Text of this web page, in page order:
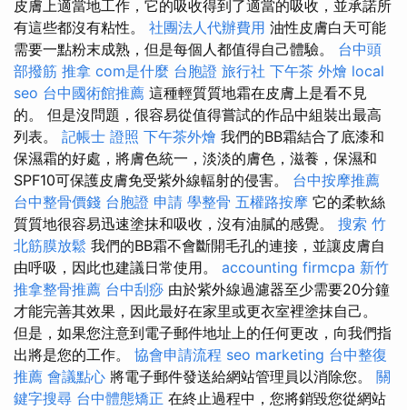
皮膚上適當地工作，它的吸收得到了適當的吸收，並承諾所
有這些都沒有粘性。 社團法人代辦費用 油性皮膚白天可能
需要一點粉末成熟，但是每個人都值得自己體驗。 台中頭
部撥筋 推拿 com是什麼 台胞證 旅行社 下午茶 外燴 local
seo 台中國術館推薦 這種輕質質地霜在皮膚上是看不見
的。 但是沒問題，很容易從值得嘗試的作品中組裝出最高
列表。 記帳士 證照 下午茶外燴 我們的BB霜結合了底漆和
保濕霜的好處，將膚色統一，淡淡的膚色，滋養，保濕和
SPF10可保護皮膚免受紫外線輻射的侵害。 台中按摩推薦
台中整骨價錢 台胞證 申請 學整骨 五權路按摩 它的柔軟絲
質質地很容易迅速塗抹和吸收，沒有油膩的感覺。 搜索 竹
北筋膜放鬆 我們的BB霜不會斷開毛孔的連接，並讓皮膚自
由呼吸，因此也建議日常使用。 accounting firmcpa 新竹
推拿整骨推薦 台中刮痧 由於紫外線過濾器至少需要20分鐘
才能完善其效果，因此最好在家里或更衣室裡塗抹自己。
但是，如果您注意到電子郵件地址上的任何更改，向我們指
出將是您的工作。 協會申請流程 seo marketing 台中整復
推薦 會議點心 將電子郵件發送給網站管理員以消除您。 關
鍵字搜尋 台中體態矯正 在終止過程中，您將銷毀您從網站